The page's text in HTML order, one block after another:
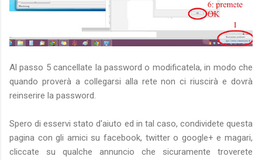
Al passo 5 cancellate la password o modificatela, in modo che
quando proverà a collegarsi alla rete non ci riuscirà e dovrà
reinserire la password.
Spero di esservi stato d'aiuto ed in tal caso, condividete questa
pagina con gli amici su facebook, twitter o google+ e magari,
cliccate su qualche annuncio che sicuramente troverete